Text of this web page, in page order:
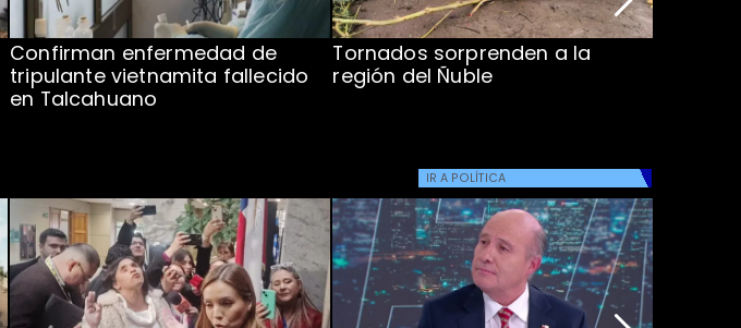
Confirman enfermedad de
tripulante vietnamita fallecido
en Talcahuano
Tornados sorprenden a la
región del Ñuble
IR A POLÍTICA